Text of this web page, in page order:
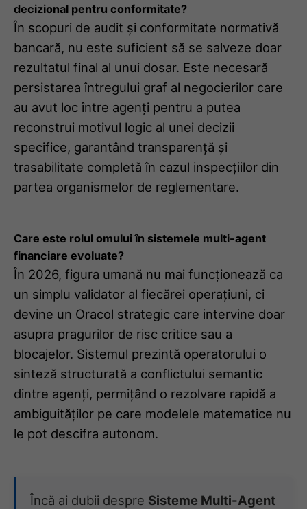
decizional pentru conformitate?
În scopuri de audit și conformitate normativă
bancară, nu este suficient să se salveze doar
rezultatul final al unui dosar. Este necesară
persistarea întregului graf al negocierilor care
au avut loc între agenți pentru a putea
reconstrui motivul logic al unei decizii
specifice, garantând transparență și
trasabilitate completă în cazul inspecțiilor din
partea organismelor de reglementare.
Care este rolul omului în sistemele multi-agent
financiare evoluate?
În 2026, figura umană nu mai funcționează ca
un simplu validator al fiecărei operațiuni, ci
devine un Oracol strategic care intervine doar
asupra pragurilor de risc critice sau a
blocajelor. Sistemul prezintă operatorului o
sinteză structurată a conflictului semantic
dintre agenți, permițând o rezolvare rapidă a
ambiguităților pe care modelele matematice nu
le pot descifra autonom.
Încă ai dubii despre Sisteme Multi-Agent